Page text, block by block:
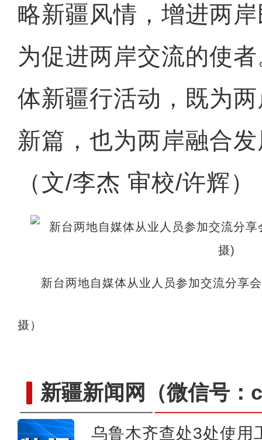
略新疆风情，增进两
为促进两岸交流的使
体新疆行活动，既为
新篇，也为两岸融合
（文/李杰 审校/许辉）
新台两地自媒体从业人员参加交流分享
摄）
新疆新闻网 （微信号
乌鲁木齐查处3处使用
《游在新疆、吃住在兵团》